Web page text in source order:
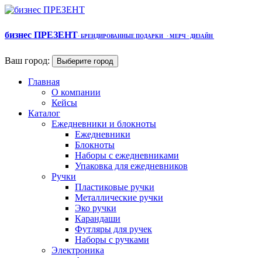
бизнес ПРЕЗЕНТ· БРЕНДИРОВАННЫЕ ПОДАРКИ · МЕРЧ · ДИЗАЙН
Ваш город: Выберите город
Главная
О компании
Кейсы
Каталог
Ежедневники и блокноты
Ежедневники
Блокноты
Наборы с ежедневниками
Упаковка для ежедневников
Ручки
Пластиковые ручки
Металлические ручки
Эко ручки
Карандаши
Футляры для ручек
Наборы с ручками
Электроника